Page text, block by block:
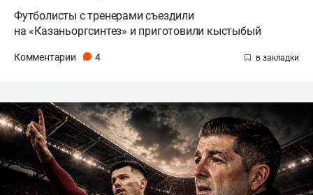
Футболисты с тренерами съездили
на «Казаньоргсинтез» и приготовили кыстыбый
Комментарии 4